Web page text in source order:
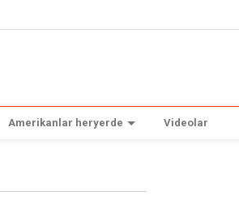
Amerikanlar heryerde Videolar